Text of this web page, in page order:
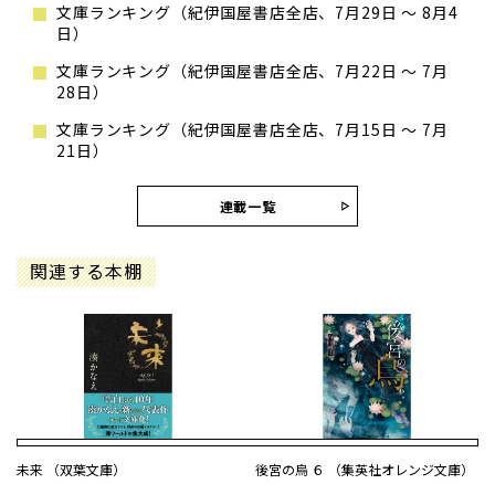
文庫ランキング（紀伊国屋書店全店、7月29日 ～ 8月4
日）
文庫ランキング（紀伊国屋書店全店、7月22日 ～ 7月
28日）
文庫ランキング（紀伊国屋書店全店、7月15日 ～ 7月
21日）
連載一覧
関連する本棚
未来 （双葉文庫） 後宮の烏 ６ （集英社オレンジ文庫）